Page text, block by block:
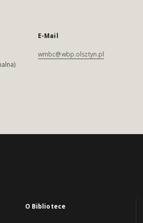
E-Mail
wmbc@wbp.olsztyn.pl
O Bibliotece